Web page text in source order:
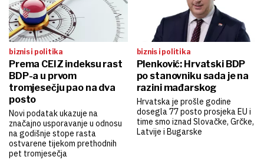
biznis i politika
Prema CEIZ indeksu rast
BDP-a u prvom
tromjesečju pao na dva
posto
Novi podatak ukazuje na
značajno usporavanje u odnosu
na godišnje stope rasta
ostvarene tijekom prethodnih
pet tromjesečja
biznis i politika
Plenković: Hrvatski BDP
po stanovniku sada je na
razini mađarskog
Hrvatska je prošle godine
dosegla 77 posto prosjeka EU i
time smo iznad Slovačke, Grčke,
Latvije i Bugarske